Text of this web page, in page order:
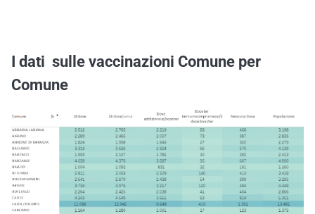
I dati sulle vaccinazioni Comune per
Comune